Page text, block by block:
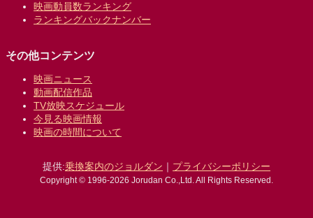
映画動員数ランキング
ランキングバックナンバー
その他コンテンツ
映画ニュース
動画配信作品
TV放映スケジュール
今見る映画情報
映画の時間について
提供:乗換案内のジョルダン ｜ プライバシーポリシー
Copyright © 1996-2026 Jorudan Co.,Ltd. All Rights Reserved.